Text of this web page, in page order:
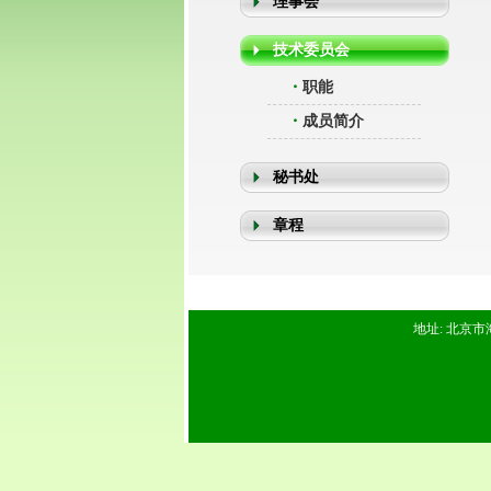
技术委员会
・ 职能
・ 成员简介
秘书处
章程
地址: 北京市